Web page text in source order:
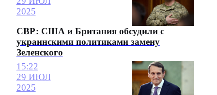
2025
СВР: США и Британия обсудили с
украинскими политиками замену
Зеленского
15:22
29 ИЮЛ
2025